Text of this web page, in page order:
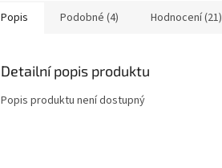
Popis Podobné (4) Hodnocení (21)
Detailní popis produktu
Popis produktu není dostupný